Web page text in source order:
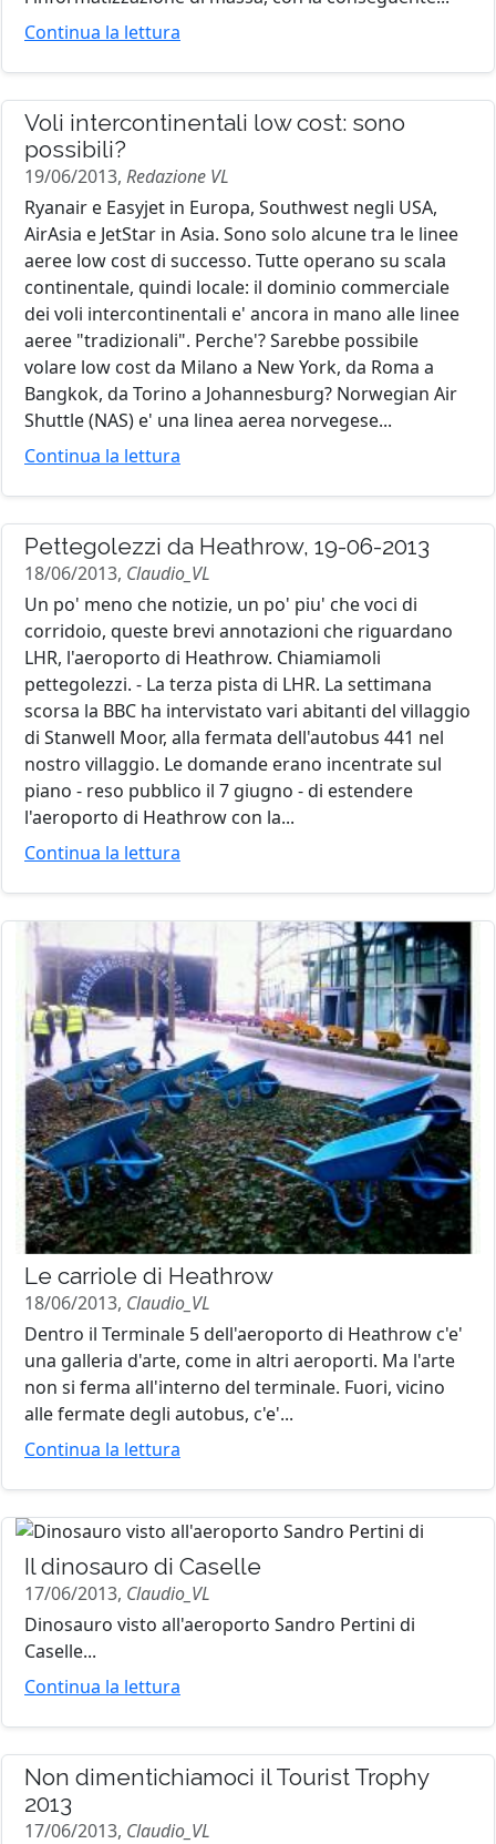
Continua la lettura
Voli intercontinentali low cost: sono
possibili?
19/06/2013, Redazione VL
Ryanair e Easyjet in Europa, Southwest negli USA,
AirAsia e JetStar in Asia. Sono solo alcune tra le linee
aeree low cost di successo. Tutte operano su scala
continentale, quindi locale: il dominio commerciale
dei voli intercontinentali e' ancora in mano alle linee
aeree "tradizionali". Perche'? Sarebbe possibile
volare low cost da Milano a New York, da Roma a
Bangkok, da Torino a Johannesburg? Norwegian Air
Shuttle (NAS) e' una linea aerea norvegese...
Continua la lettura
Pettegolezzi da Heathrow, 19-06-2013
18/06/2013, Claudio_VL
Un po' meno che notizie, un po' piu' che voci di
corridoio, queste brevi annotazioni che riguardano
LHR, l'aeroporto di Heathrow. Chiamiamoli
pettegolezzi. - La terza pista di LHR. La settimana
scorsa la BBC ha intervistato vari abitanti del villaggio
di Stanwell Moor, alla fermata dell'autobus 441 nel
nostro villaggio. Le domande erano incentrate sul
piano - reso pubblico il 7 giugno - di estendere
l'aeroporto di Heathrow con la...
Continua la lettura
Le carriole di Heathrow
18/06/2013, Claudio_VL
Dentro il Terminale 5 dell'aeroporto di Heathrow c'e'
una galleria d'arte, come in altri aeroporti. Ma l'arte
non si ferma all'interno del terminale. Fuori, vicino
alle fermate degli autobus, c'e'...
Continua la lettura
Il dinosauro di Caselle
17/06/2013, Claudio_VL
Dinosauro visto all'aeroporto Sandro Pertini di
Caselle...
Continua la lettura
Non dimentichiamoci il Tourist Trophy
2013
17/06/2013, Claudio_VL